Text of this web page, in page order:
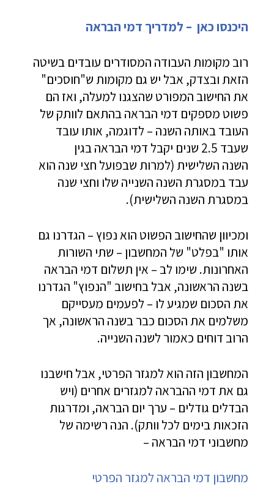
היכנסו כאן – למדריך דמי הבראה
רוב מקומות העבודה המסודרים עובדים בשיטה
הזאת ובצדק, אבל יש גם מקומות ש"חוסכים"
את החישוב המפורט שהצגנו למעלה, ואז הם
פשוט מספקים דמי הבראה בהתאם לוותק של
העובד באותה השנה – לדוגמה, אותו עובד
שעבד 2.5 שנים יקבל דמי הבראה בגין
השנה השלישית (למרות שבפועל חצי שנה הוא
עבד במסגרת השנה השנייה שלו וחצי שנה
במסגרת השנה השלישית).
ומכיוון שהחישוב הפשוט הוא נפוץ – הגדרנו גם
אותו "בפלט" של המחשבון – שתי השורות
האחרונות. שימו לב – אין תשלום דמי הבראה
בשנה הראשונה, אבל בחישוב "הנפוץ" הגדרנו
את הסכום שמגיע לו – לפעמים מעסייקם
משלמים את הסכום כבר בשנה הראשונה, אך
הרוב דוחים כאמור לשנה השנייה.
המחשבון הזה הוא למגזר הפרטי, אבל חישבנו
גם את דמי ההבראה למגזרים אחרים (ויש
הבדלים גודלים – ערך יום הבראה, ומדרגות
הזכאות בימים לכל וותק). הנה רשימה של
מחשבוני דמי הבראה –
מחשבון דמי הבראה למגזר הפרטי